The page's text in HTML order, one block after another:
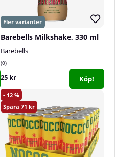
Barebells Milkshake, 330 ml
Barebells
0
25 kr Köp!
12
71